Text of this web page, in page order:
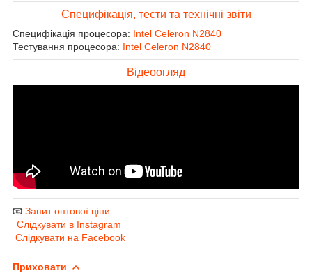
Специфікація, тести та технічні звіти
Специфікація процесора: Intel Celeron N2840
Тестування процесора: Intel Celeron N2840
Відеоогляд
📧 Запит оптової ціни
Слідкувати в Instagram
Слідкувати на Facebook
Приховати